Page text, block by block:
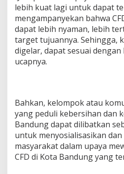
lebih kuat lagi untuk dapat
mengampanyekan bahwa
dapat lebih nyaman, lebih
target tujuannya. Sehingga,
digelar, dapat sesuai dengan
ucapnya.
Bahkan, kelompok atau
yang peduli kebersihan dan
Bandung dapat dilibatkan
untuk menyosialisasikan
masyarakat dalam upaya
CFD di Kota Bandung yang